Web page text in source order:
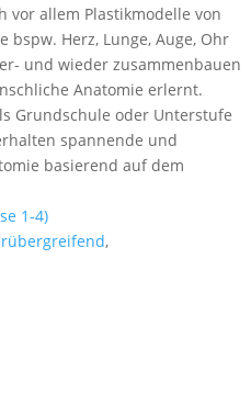
vor allem Plastikmodelle von
Herz, Lunge, Auge, Ohr
und wieder zusammenbauen
Anatomie erlernt.
Grundschule oder Unterstufe
spannende und
basierend auf dem
1-4)
,